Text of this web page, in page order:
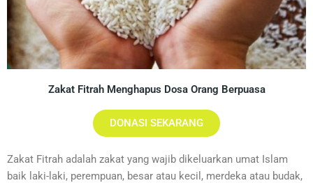
Zakat Fitrah Menghapus Dosa Orang Berpuasa
DONASI SEKARANG
Zakat Fitrah adalah zakat yang wajib dikeluarkan umat Islam
baik laki-laki, perempuan, besar atau kecil, merdeka atau budak,